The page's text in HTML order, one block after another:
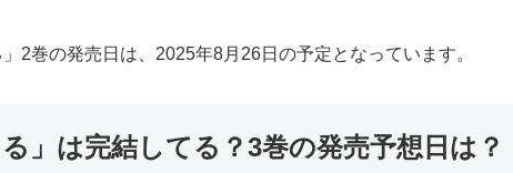
2巻の発売日は、2025年8月26日の予定となっています。
」は完結してる？3巻の発売予想日は？